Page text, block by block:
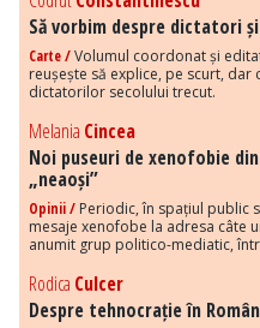
Să vorbim despre dictatori
Carte /Volumul coordonat și
reușește să explice, pe scurt, dar
dictatorilor secolului trecut.
Melania Cincea
Noi puseuri de xenofobie
„neaoși”
Opinii / Periodic, în spațiul public
mesaje xenofobe la adresa câte
anumit grup politico-mediatic,
Rodica Culcer
Despre tehnocrație în